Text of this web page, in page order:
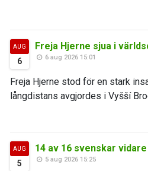
AUG
6
Freja Hjerne sjua i
6 aug 2026 15:01
Freja Hjerne stod för en stark
långdistans avgjordes i Vyšší
AUG
5
14 av 16 svenskar
5 aug 2026 15:25